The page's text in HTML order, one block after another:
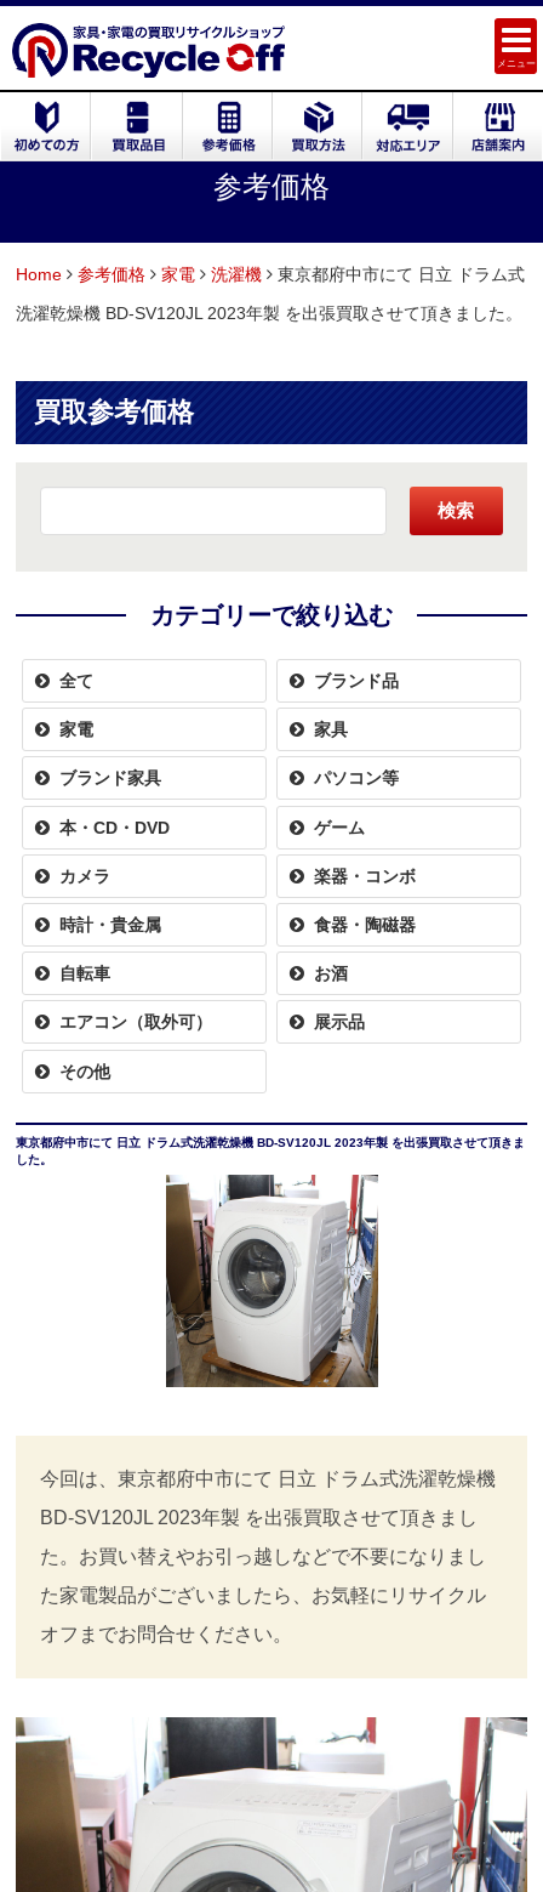
メニュー
参考価格
Home 参考価格 家電 洗濯機
東京都府中市にて 日立 ドラム式
洗濯乾燥機 BD-SV120JL 2023年製 を出張買取させて頂きました。
買取参考価格
検索
カテゴリーで絞り込む
全て ブランド品
家電 家具
ブランド家具 パソコン等
本・CD・DVD ゲーム
カメラ 楽器・コンボ
時計・貴金属 食器・陶磁器
自転車 お酒
エアコン（取外可） 展示品
その他
東京都府中市にて 日立 ドラム式洗濯乾燥機 BD-SV120JL 2023年製 を出張買取させて頂きま
した。
今回は、東京都府中市にて 日立 ドラム式洗濯乾燥機
BD-SV120JL 2023年製 を出張買取させて頂きまし
た。お買い替えやお引っ越しなどで不要になりまし
た家電製品がございましたら、お気軽にリサイクル
オフまでお問合せください。